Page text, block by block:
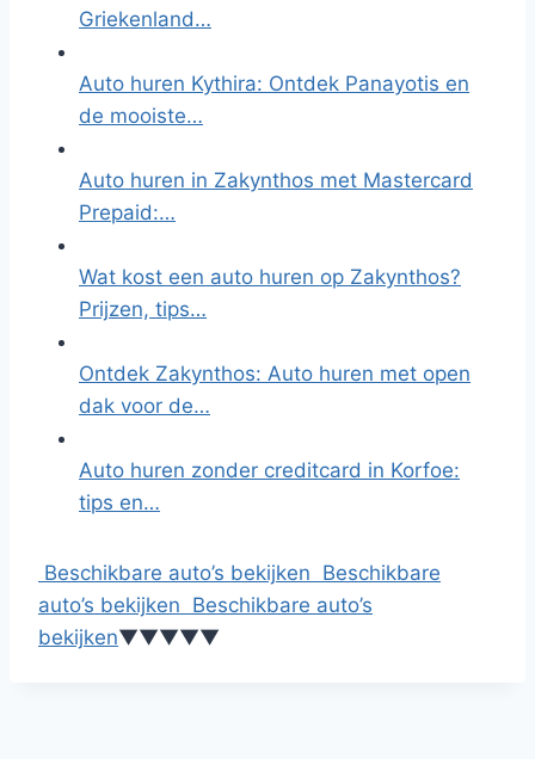
Griekenland…
Auto huren Kythira: Ontdek Panayotis en
de mooiste…
Auto huren in Zakynthos met Mastercard
Prepaid:…
Wat kost een auto huren op Zakynthos?
Prijzen, tips…
Ontdek Zakynthos: Auto huren met open
dak voor de…
Auto huren zonder creditcard in Korfoe:
tips en…
Beschikbare auto’s bekijken Beschikbare
auto’s bekijken Beschikbare auto’s
bekijken▼▼▼▼▼